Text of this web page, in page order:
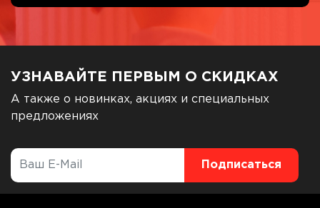
УЗНАВАЙТЕ ПЕРВЫМ О СКИДКАХ
А также о новинках, акциях и специальных
предложениях